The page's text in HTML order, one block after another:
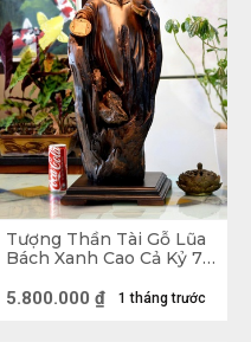
Tượng Thần Tài Gỗ Lũa
Bách Xanh Cao Cả Kỷ 72
Kỷ Cao 10
1 tháng trước
5.800.000 ₫